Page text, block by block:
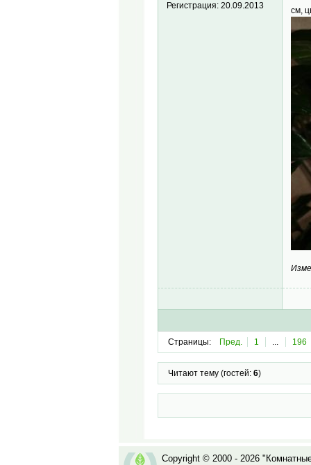
Регистрация:20.09.2013
см,
Страницы: Пред. 1 ... 196
Читают тему (гостей: 6)
Copyright © 2000 - 2026